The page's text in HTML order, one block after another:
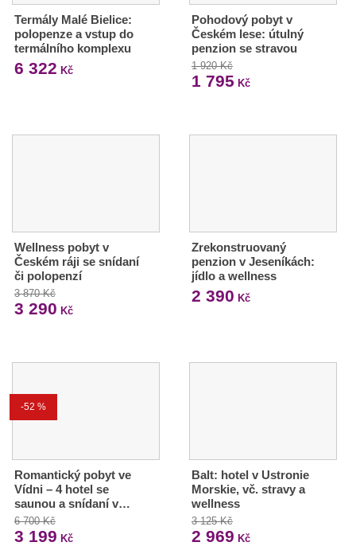
Termály Malé Bielice:
polopenze a vstup do
termálního komplexu
6 322 Kč
Pohodový pobyt v
Českém lese: útulný
penzion se stravou
1 920 Kč
1 795 Kč
Wellness pobyt v
Českém ráji se snídaní
či polopenzí
3 870 Kč
3 290 Kč
Zrekonstruovaný
penzion v Jeseníkách:
jídlo a wellness
2 390 Kč
-52 %
Romantický pobyt ve
Vídni – 4 hotel se
saunou a snídaní v…
6 700 Kč
3 199 Kč
Balt: hotel v Ustronie
Morskie, vč. stravy a
wellness
3 125 Kč
2 969 Kč